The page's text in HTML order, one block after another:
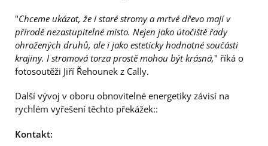
"Chceme ukázat, že i staré stromy a mrtvé dřevo mají v
přírodě nezastupitelné místo. Nejen jako útočiště řady
ohrožených druhů, ale i jako esteticky hodnotné součásti
krajiny. I stromová torza prostě mohou být krásná," říká o
fotosoutěži Jiří Řehounek z Cally.
Další vývoj v oboru obnovitelné energetiky závisí na
rychlém vyřešení těchto překážek::
Kontakt: